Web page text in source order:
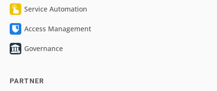
Service Automation
Access Management
Governance
PARTNER